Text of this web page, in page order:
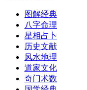
图解经典
八字命理
星相占卜
历史文献
风水地理
道家文化
奇门术数